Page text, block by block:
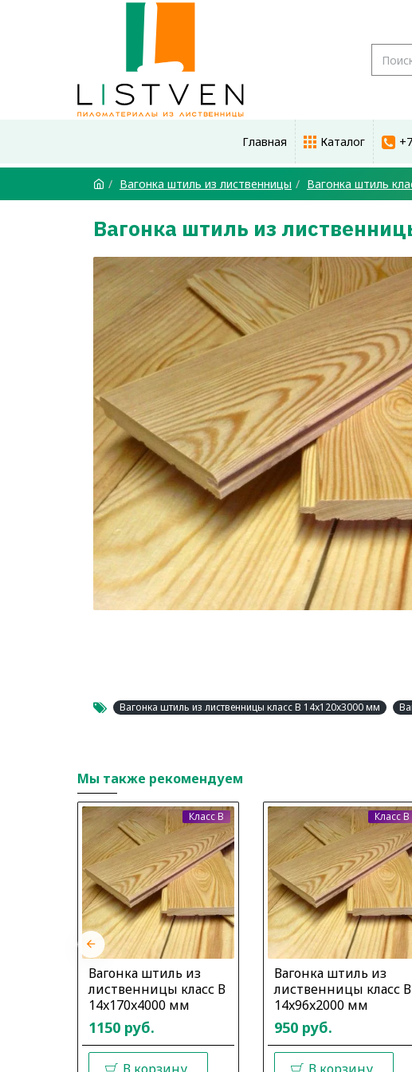
Главная Каталог
Вагонка штиль из лиственницы Вагонка штиль
Вагонка штиль из
Вагонка штиль из лиственницы класс В 14x120x3000 мм
Мы также рекомендуем
Класс B
Вагонка штиль из
лиственницы класс В
14x170x4000 мм
1150 руб.
Класс B
Вагонка штиль из
лиственницы класс В
14x96x2000 мм
950 руб.